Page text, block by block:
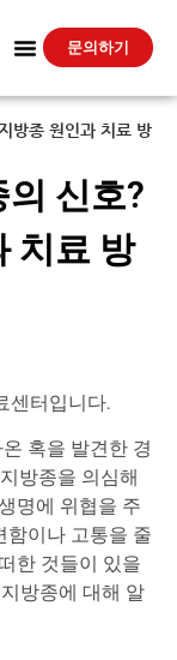
문의하기
방종 원인과 치료 방
신호?
치료 방
센터입니다.
혹을 발견한 경
방종을 의심해
명에 위협을 주
함이나 고통을 줄
한 것들이 있을
방종에 대해 알